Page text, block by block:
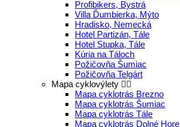
Profibikers, Bystrá
Villa Ďumbierka, Mýto
Hradisko, Nemecká
Hotel Partizán, Tále
Hotel Stupka, Tále
Kúria na Táloch
Požičovňa Šumiac
Požičovňa Telgárt
Mapa cyklovýlety
Mapa cyklotrás Brezno
Mapa cyklotrás Šumiac
Mapa cyklotrás Tále
Mapa cyklotrás Dolné